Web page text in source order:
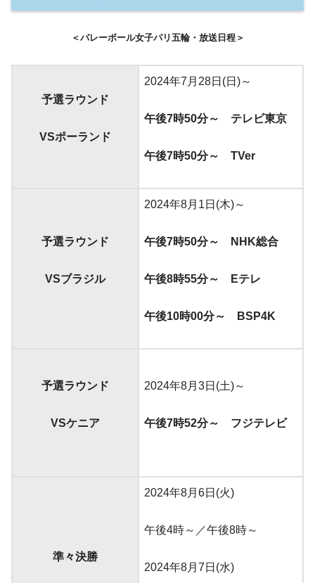
＜バレーボール女子パリ五輪・放送日程＞
予選ラウンド
VSポーランド
2024年7月28日(日)～
午後7時50分～ テレビ東京
午後7時50分～ TVer
予選ラウンド
VSブラジル
2024年8月1日(木)～
午後7時50分～ NHK総合
午後8時55分～ Eテレ
午後10時00分～ BSP4K
予選ラウンド
VSケニア
2024年8月3日(土)～
午後7時52分～ フジテレビ
準々決勝
2024年8月6日(火)
午後4時～／午後8時～
2024年8月7日(水)